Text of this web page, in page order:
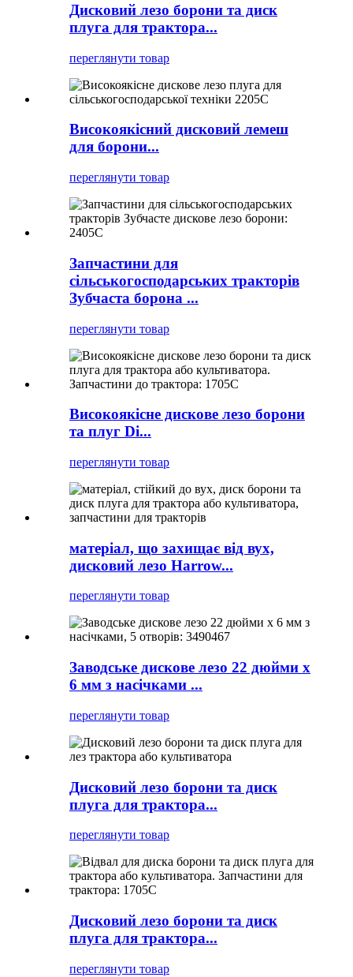
Дисковий лезо борони та диск
плуга для трактора...
переглянути товар
Високоякісний дисковий лемеш
для борони...
переглянути товар
Запчастини для
сільськогосподарських тракторів
Зубчаста борона ...
переглянути товар
Високоякісне дискове лезо борони
та плуг Di...
переглянути товар
матеріал, що захищає від вух,
дисковий лезо Harrow...
переглянути товар
Заводське дискове лезо 22 дюйми x
6 мм з насічками ...
переглянути товар
Дисковий лезо борони та диск
плуга для трактора...
переглянути товар
Дисковий лезо борони та диск
плуга для трактора...
переглянути товар